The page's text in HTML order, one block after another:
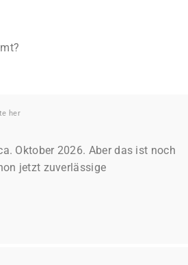
her
Oktober 2026. Aber das ist noch
jetzt zuverlässige